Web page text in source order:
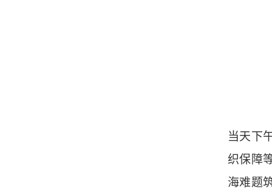
当天下
织保障
海难题